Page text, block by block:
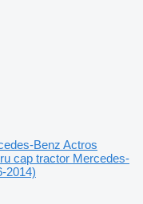
Benz Actros
cap tractor Mercedes-
2014)